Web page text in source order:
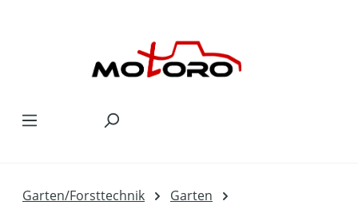
Garten/Forsttechnik
Garten